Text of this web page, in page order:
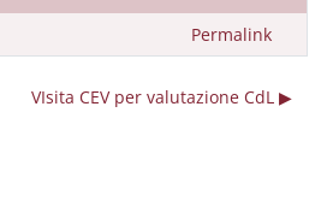
Permalink
VIsita CEV per valutazione CdL ▶︎